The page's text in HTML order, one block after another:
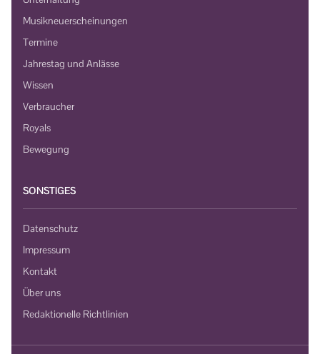
Musikneuerscheinungen
Termine
Jahrestag und Anlässe
Wissen
Verbraucher
Royals
Bewegung
SONSTIGES
Datenschutz
Impressum
Kontakt
Über uns
Redaktionelle Richtlinien